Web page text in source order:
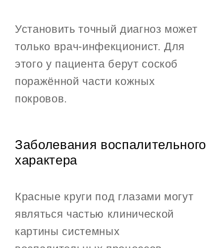
Установить точный диагноз может
только врач-инфекционист. Для
этого у пациента берут соскоб
поражённой части кожных
покровов.
Заболевания воспалительного
характера
Красные круги под глазами могут
являться частью клинической
картины системных